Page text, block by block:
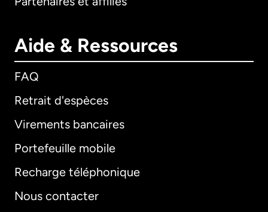
Aide & Ressources
FAQ
Retrait d'espèces
Virements bancaires
Portefeuille mobile
Recharge téléphonique
Nous contacter